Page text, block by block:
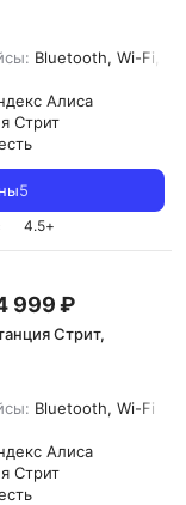
Bluetooth, Wi-Fi,
Алиса
Стрит
5
4.5+
999 ₽
Стрит,
Bluetooth, Wi-Fi
Алиса
Стрит